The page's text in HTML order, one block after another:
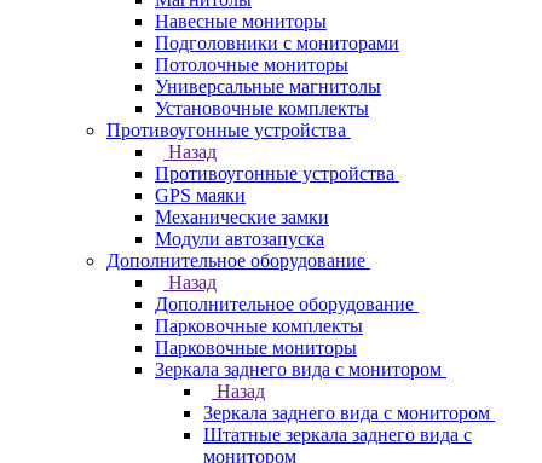
Навесные мониторы
Подголовники с мониторами
Потолочные мониторы
Универсальные магнитолы
Установочные комплекты
Противоугонные устройства
Назад
Противоугонные устройства
GPS маяки
Механические замки
Модули автозапуска
Дополнительное оборудование
Назад
Дополнительное оборудование
Парковочные комплекты
Парковочные мониторы
Зеркала заднего вида с монитором
Назад
Зеркала заднего вида с монитором
Штатные зеркала заднего вида с
монитором